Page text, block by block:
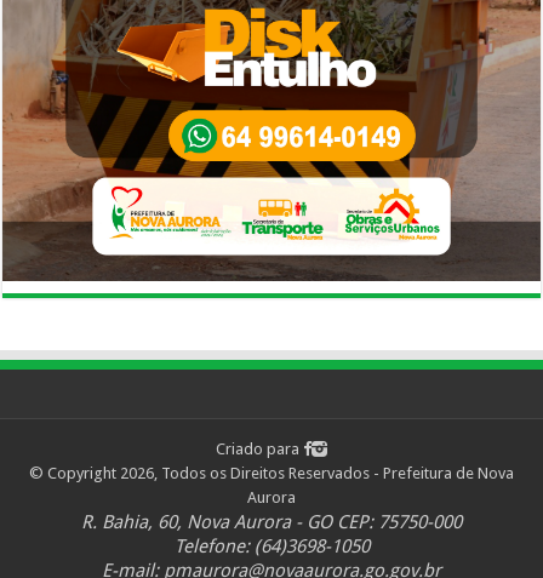
Criado para
© Copyright 2026, Todos os Direitos Reservados - Prefeitura de Nova
Aurora
R. Bahia, 60, Nova Aurora - GO CEP: 75750-000
Telefone: (64)3698-1050
E-mail: pmaurora@novaaurora.go.gov.br